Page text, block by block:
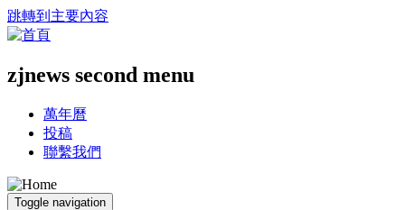
跳轉到主要內容
zjnews second menu
萬年曆
投稿
聯繫我們
Toggle navigation